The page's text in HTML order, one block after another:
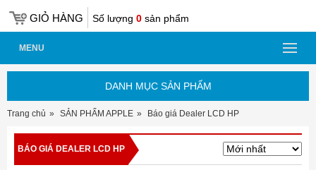
GIỎ HÀNG Số lượng 0 sản phẩm
MENU
DANH MỤC SẢN PHẨM
Trang chủ SẢN PHẨM APPLE Báo giá Dealer LCD HP
BÁO GIÁ DEALER LCD HP